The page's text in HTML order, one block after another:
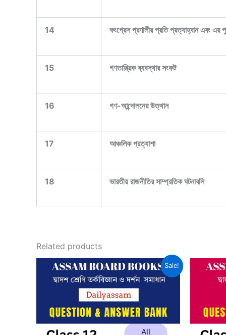
14 কংগ্রেস প্রণালীর প্রতি প্রত্যাহ্বান এবং এর
15 গণতান্ত্রিক ব্যবস্থার সংকট
16 গণ-আন্দোলনের উত্থান
17 আঞ্চলিক প্রত্যাশা
18 ভারতীয় রাজনীতির সাম্প্রতিক ঘটনাবলি
Related products
Sale!